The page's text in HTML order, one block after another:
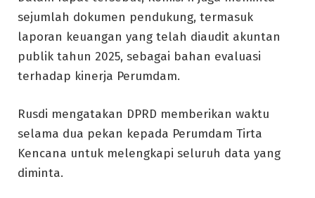
sejumlah dokumen pendukung, termasuk
laporan keuangan yang telah diaudit akuntan
publik tahun 2025, sebagai bahan evaluasi
terhadap kinerja Perumdam.
Rusdi mengatakan DPRD memberikan waktu
selama dua pekan kepada Perumdam Tirta
Kencana untuk melengkapi seluruh data yang
diminta.